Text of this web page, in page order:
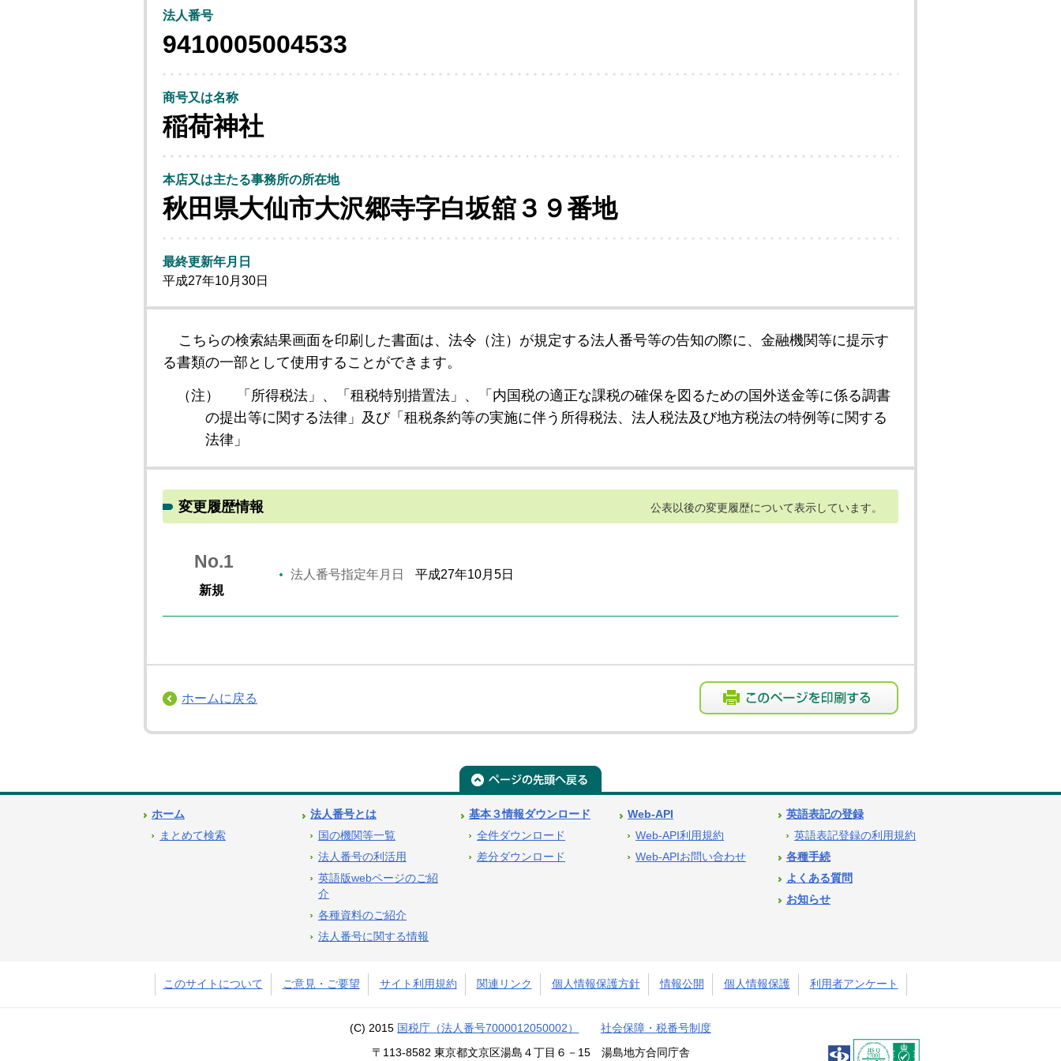
法人番号
9410005004533
商号又は名称
稲荷神社
本店又は主たる事務所の所在地
秋田県大仙市大沢郷寺字白坂舘３９番地
最終更新年月日
平成27年10月30日
こちらの検索結果画面を印刷した書面は、法令（注）が規定する法人番号等の告知の際に、金融機関等に提示す
る書類の一部として使用することができます。
（注）
「所得税法」、「租税特別措置法」、「内国税の適正な課税の確保を図るための国外送金等に係る調書
の提出等に関する法律」及び「租税条約等の実施に伴う所得税法、法人税法及び地方税法の特例等に関する
法律」
変更履歴情報 公表以後の変更履歴について表示しています。
No.1
新規
法人番号指定年月日 平成27年10月5日
ホームに戻る
ホーム
まとめて検索
法人番号とは
国の機関等一覧
法人番号の利活用
英語版webページのご紹
介
各種資料のご紹介
法人番号に関する情報
基本３情報ダウンロード
全件ダウンロード
差分ダウンロード
Web-API
Web-API利用規約
Web-APIお問い合わせ
英語表記の登録
英語表記登録の利用規約
各種手続
よくある質問
お知らせ
このサイトについて ご意見・ご要望 サイト利用規約 関連リンク 個人情報保護方針 情報公開 個人情報保護 利用者アンケート
(C) 2015 国税庁（法人番号7000012050002） 社会保障・税番号制度
〒113-8582 東京都文京区湯島４丁目６－15 湯島地方合同庁舎